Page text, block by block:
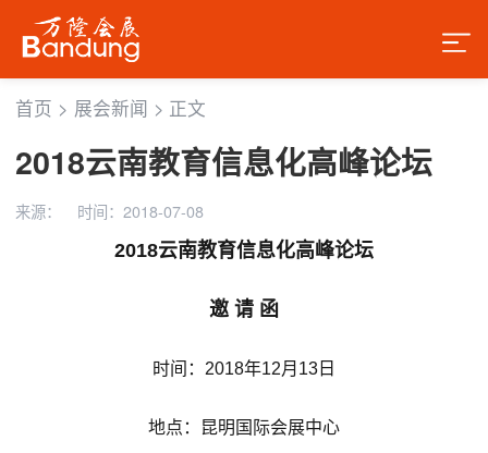
首页 > 展会新闻 > 正文
2018云南教育信息化高峰论坛
来源：
时间：2018-07-08
2018云南教育信息化高峰论坛
邀 请 函
时间：2018年12月13日
地点：昆明国际会展中心